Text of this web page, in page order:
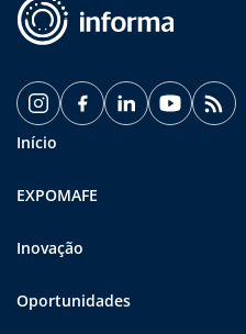
Início
EXPOMAFE
Inovação
Oportunidades